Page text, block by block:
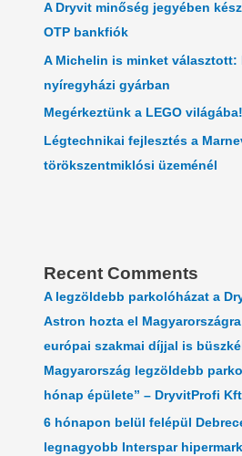
A Dryvit minőség jegyében
OTP bankfiók
A Michelin is minket választott:
nyíregyházi gyárban
Megérkeztünk a LEGO világába!
Légtechnikai fejlesztés a
törökszentmiklósi üzeménél
Recent Comments
A legzöldebb parkolóházat a
Astron hozta el Magyarországra
európai szakmai díjjal is
Magyarország legzöldebb
hónap épülete” – DryvitProfi
6 hónapon belül felépül
legnagyobb Interspar